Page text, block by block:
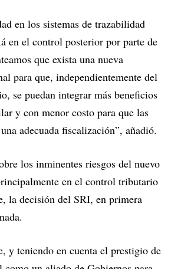
en los sistemas de trazabilidad
en el control posterior por parte de
que exista una nueva
para que, independientemente del
se puedan integrar más beneficios
y con menor costo para que las
adecuada fiscalización”, añadió.
los inminentes riesgos del nuevo
en el control tributario
la decisión del SRI, en primera
y teniendo en cuenta el prestigio de